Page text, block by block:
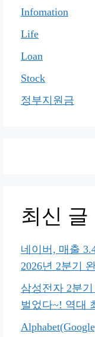
Infomation
Life
Loan
Stock
정부지원금
최신 글
네이버, 매출
2026년 2분기
삼성전자 2분
벌었다~! 역대